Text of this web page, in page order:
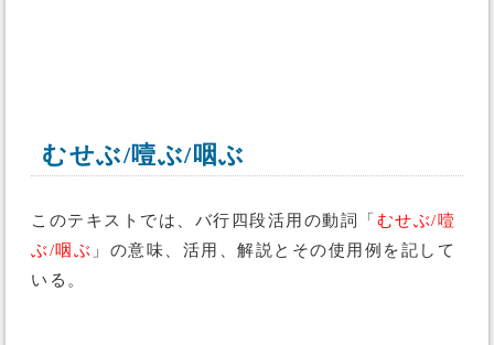
むせぶ/噎ぶ/咽ぶ
このテキストでは、バ行四段活用の動詞「 むせぶ/噎
ぶ/咽ぶ 」の意味、活用、解説とその使用例を記して
いる。